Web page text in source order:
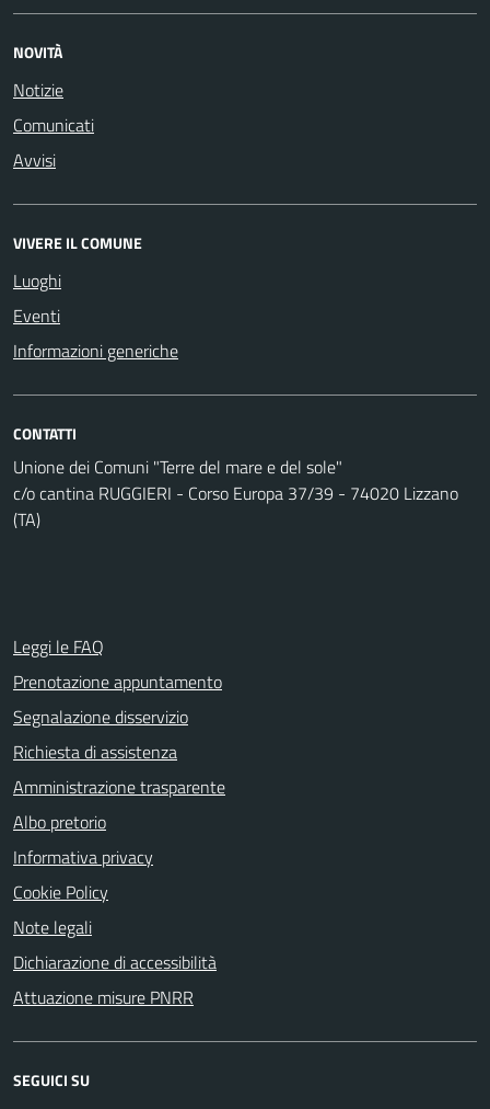
NOVITÀ
Notizie
Comunicati
Avvisi
VIVERE IL COMUNE
Luoghi
Eventi
Informazioni generiche
CONTATTI
Unione dei Comuni "Terre del mare e del sole"
c/o cantina RUGGIERI - Corso Europa 37/39 - 74020 Lizzano
(TA)
Leggi le FAQ
Prenotazione appuntamento
Segnalazione disservizio
Richiesta di assistenza
Amministrazione trasparente
Albo pretorio
Informativa privacy
Cookie Policy
Note legali
Dichiarazione di accessibilità
Attuazione misure PNRR
SEGUICI SU